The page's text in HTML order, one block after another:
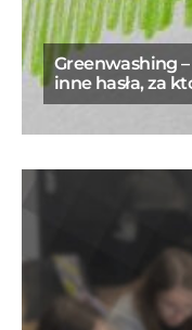
Greenwashing
inne hasła, za